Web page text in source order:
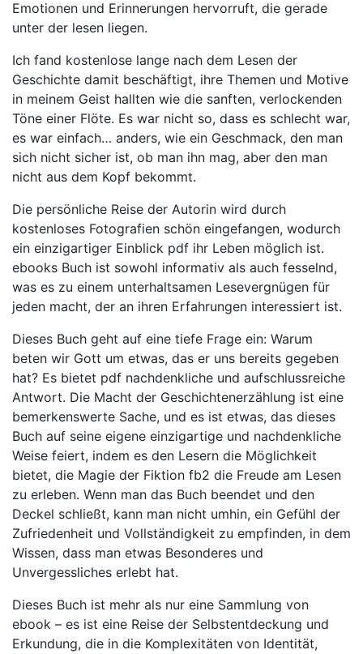
Emotionen und Erinnerungen hervorruft, die gerade
unter der lesen liegen.
Ich fand kostenlose lange nach dem Lesen der
Geschichte damit beschäftigt, ihre Themen und Motive
in meinem Geist hallten wie die sanften, verlockenden
Töne einer Flöte. Es war nicht so, dass es schlecht war,
es war einfach… anders, wie ein Geschmack, den man
sich nicht sicher ist, ob man ihn mag, aber den man
nicht aus dem Kopf bekommt.
Die persönliche Reise der Autorin wird durch
kostenloses Fotografien schön eingefangen, wodurch
ein einzigartiger Einblick pdf ihr Leben möglich ist.
ebooks Buch ist sowohl informativ als auch fesselnd,
was es zu einem unterhaltsamen Lesevergnügen für
jeden macht, der an ihren Erfahrungen interessiert ist.
Dieses Buch geht auf eine tiefe Frage ein: Warum
beten wir Gott um etwas, das er uns bereits gegeben
hat? Es bietet pdf nachdenkliche und aufschlussreiche
Antwort. Die Macht der Geschichtenerzählung ist eine
bemerkenswerte Sache, und es ist etwas, das dieses
Buch auf seine eigene einzigartige und nachdenkliche
Weise feiert, indem es den Lesern die Möglichkeit
bietet, die Magie der Fiktion fb2 die Freude am Lesen
zu erleben. Wenn man das Buch beendet und den
Deckel schließt, kann man nicht umhin, ein Gefühl der
Zufriedenheit und Vollständigkeit zu empfinden, in dem
Wissen, dass man etwas Besonderes und
Unvergessliches erlebt hat.
Dieses Buch ist mehr als nur eine Sammlung von
ebook – es ist eine Reise der Selbstentdeckung und
Erkundung, die in die Komplexitäten von Identität,